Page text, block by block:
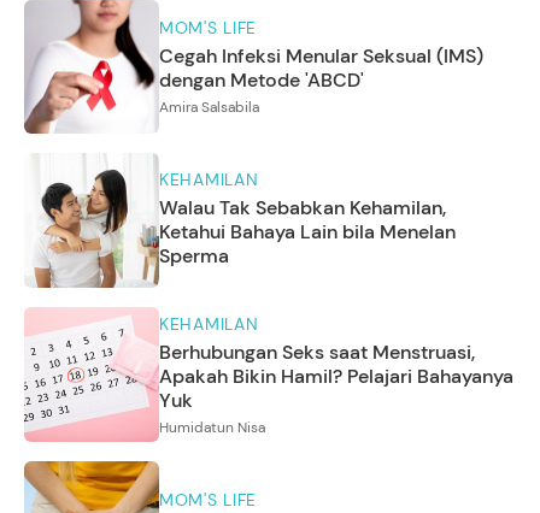
MOM'S LIFE
Cegah Infeksi Menular Seksual (IMS)
dengan Metode 'ABCD'
Amira Salsabila
KEHAMILAN
Walau Tak Sebabkan Kehamilan,
Ketahui Bahaya Lain bila Menelan
Sperma
KEHAMILAN
Berhubungan Seks saat Menstruasi,
Apakah Bikin Hamil? Pelajari Bahayanya
Yuk
Humidatun Nisa
MOM'S LIFE